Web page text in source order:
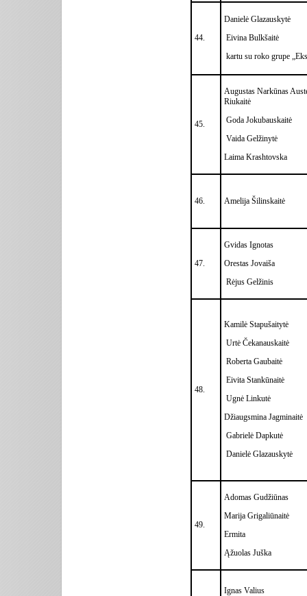
44.
Danielė Glazauskytė
Eivina Bulkšaitė
kartu su roko grupe
45.
Augustas Narkūnas
Riukaitė
Goda Jokubauskaitė
Vaida Gelžinytė
Laima Krashtovska
46. Amelija Šilinskaitė
47.
Gvidas Ignotas
Orestas Jovaiša
Rėjus Gelžinis
48.
Kamilė Stapušaitytė
Urtė Čekanauskaitė
Roberta Gaubaitė
Eivita Stankūnaitė
Ugnė Linkutė
Džiaugsmina Jagminaitė
Gabrielė Dapkutė
Danielė Glazauskytė
49.
Adomas Gudžiūnas
Marija Grigaliūnaitė
Ermita
Ąžuolas Juška
Ignas Valius